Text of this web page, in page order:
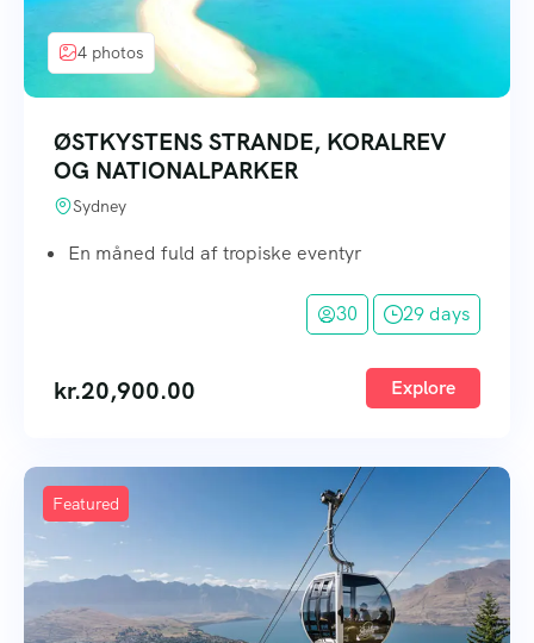
4 photos
ØSTKYSTENS STRANDE, KORALREV
OG NATIONALPARKER
Sydney
En måned fuld af tropiske eventyr
30 29 days
kr.20,900.00 Explore
Featured